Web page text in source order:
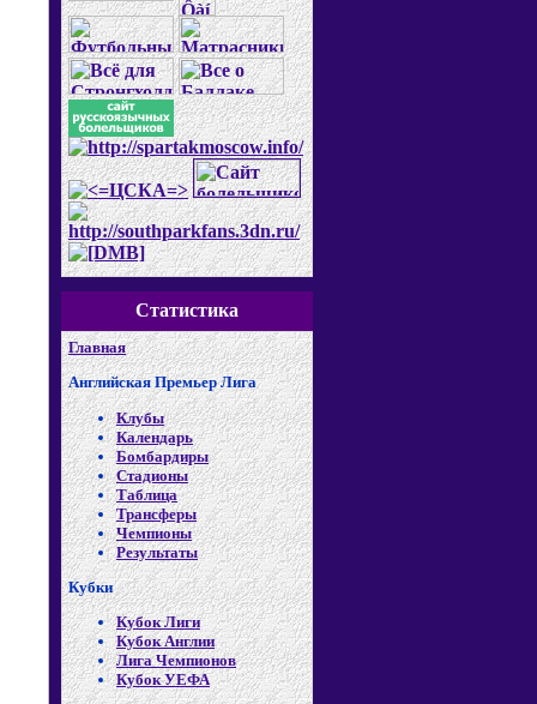
Статистика
Главная
Английская Премьер Лига
Клубы
Календарь
Бомбардиры
Стадионы
Таблица
Трансферы
Чемпионы
Результаты
Кубки
Кубок Лиги
Кубок Англии
Лига Чемпионов
Кубок УЕФА